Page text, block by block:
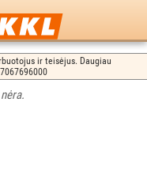
ir teisėjus. Daugiau